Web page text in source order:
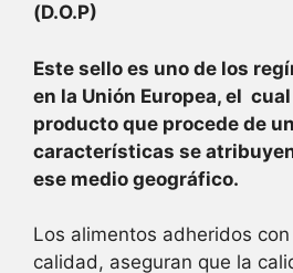
(D.O.P)
Este sello es uno de los
en la Unión Europea, el
producto que procede de
características se
ese medio geográfico.
Los alimentos adheridos
calidad, aseguran que la